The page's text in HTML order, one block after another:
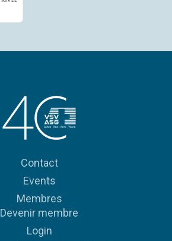
Contact
Events
Membres
Devenir membre
Login